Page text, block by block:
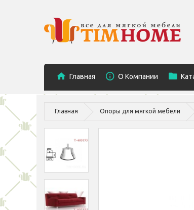
Главная O Компании
Главная Опоры для мягкой мебели